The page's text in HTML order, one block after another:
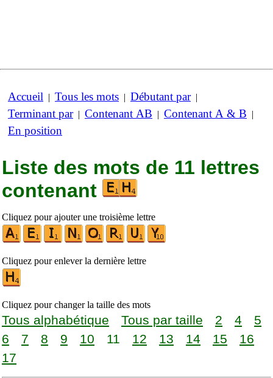
Accueil | Tous les mots | Débutant par|
Terminant par| Contenant AB | Contenant A & B |
En position
Liste des mots de 11 lettres
contenant
Cliquez pour ajouter une troisième lettre
Cliquez pour enlever la dernière lettre
Cliquez pour changer la taille des mots
Tous alphabétique Tous par taille 2 4
5
6
7 8 9 10 11 12 13 14 15
16
17